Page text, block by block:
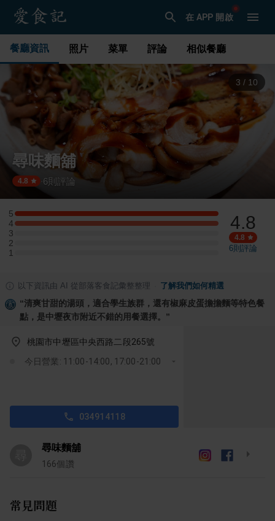
在 APP 開啟
餐廳資訊 照片 菜單 評論 相似餐廳
3 / 10
尋味麵舖
4.8 6 則評論
5
5 星：1 則評論
4
4 星：1 則評論
3
3 星：0 則評論
2
2 星：0 則評論
1
1 星：0 則評論
4.8
4.8
6則評論
以下資訊由 AI 從部落客食記彙整整理 了解我們如何精選
“清爽甘甜的湯頭，適合學生族群，還有椒麻皮蛋擔擔麵等特色餐
點，是中壢夜市附近不錯的用餐選擇。 ”
桃園市中壢區中央西路二段265號
今日營業: 11:00-14:00, 17:00-21:00
034914118
尋味麵舖
166個讚
常見問題